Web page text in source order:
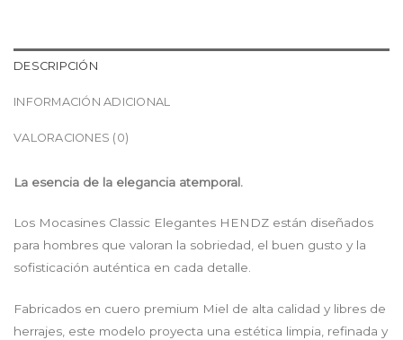
DESCRIPCIÓN
INFORMACIÓN ADICIONAL
VALORACIONES (0)
La esencia de la elegancia atemporal.
Los Mocasines Classic Elegantes HENDZ están diseñados
para hombres que valoran la sobriedad, el buen gusto y la
sofisticación auténtica en cada detalle.
Fabricados en cuero premium Miel de alta calidad y libres de
herrajes, este modelo proyecta una estética limpia, refinada y